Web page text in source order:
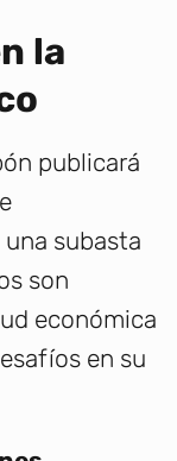
la
publicará
subasta
son
económica
en su